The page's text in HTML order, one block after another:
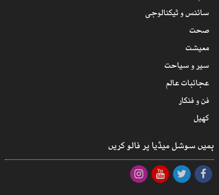
سائنس و ٹیکنالوجی
صحت
معیشت
سیر و سیاحت
عجائبات عالم
فن و فنکار
کھیل
ہمیں سوشل میڈیا پر فالو کریں